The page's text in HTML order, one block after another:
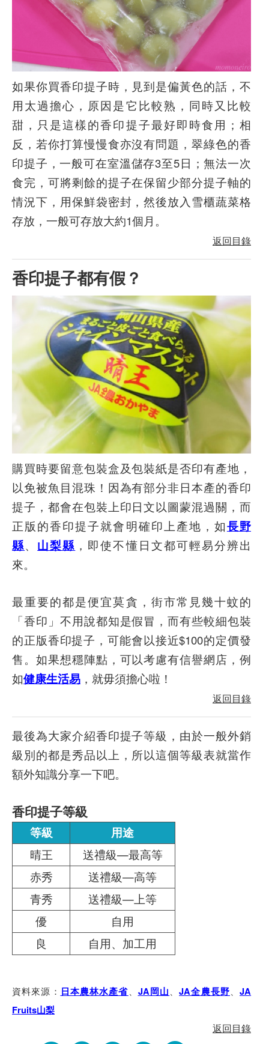
如果你買香印提子時，見到是偏黃色的話，不
用太過擔心，原因是它比較熟，同時又比較
甜，只是這樣的香印提子最好即時食用；相
反，若你打算慢慢食亦沒有問題，翠綠色的香
印提子，一般可在室溫儲存3至5日；無法一次
食完，可將剩餘的提子在保留少部分提子軸的
情況下，用保鮮袋密封，然後放入雪櫃蔬菜格
存放，一般可存放大約1個月。
返回目錄
香印提子都有假？
購買時要留意包裝盒及包裝紙是否印有產地，
以免被魚目混珠！因為有部分非日本產的香印
提子，都會在包裝上印日文以圖蒙混過關，而
正版的香印提子就會明確印上產地，如長野
縣、 山梨縣 ，即使不懂日文都可輕易分辨出
來。
最重要的都是便宜莫貪，街市常見幾十蚊的
「香印」不用說都知是假冒，而有些較細包裝
的正版香印提子，可能會以接近$100的定價發
售。如果想穩陣點，可以考慮有信譽網店，例
如健康生活易 ，就毋須擔心啦！
返回目錄
最後為大家介紹香印提子等級，由於一般外銷
級別的都是秀品以上，所以這個等級表就當作
額外知識分享一下吧。
香印提子等級
等級 用途
晴王
送禮級—最高等
赤秀
送禮級—高等
青秀
送禮級—上等
優
自用
良
自用、加工用
資料來源： 日本農林水產省、 JA岡山、JA全農長野、JA
Fruits山梨
返回目錄